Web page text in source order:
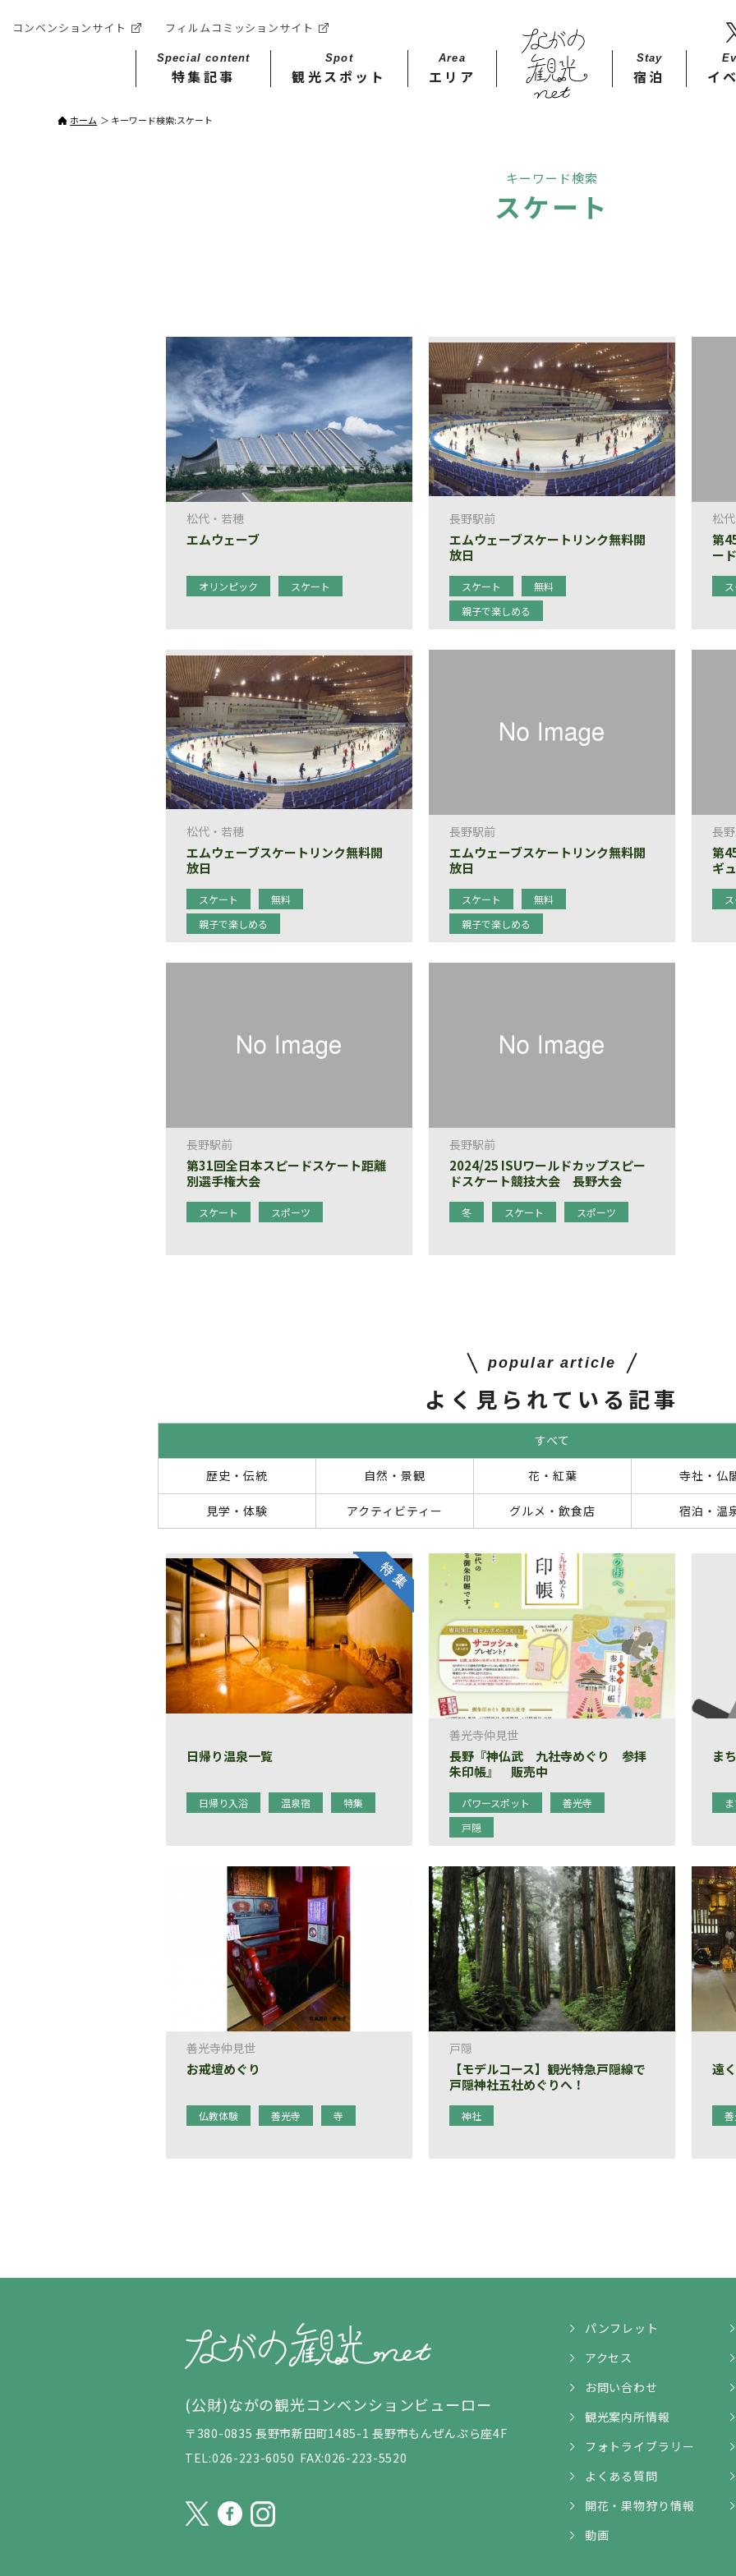
コンベンションサイト フィルムコミッションサイト
Special content
特集記事
Spot
観光スポット
Area
エリア
Stay​
宿泊 イ
ホーム キーワード検索:スケート
キーワード検索
スケート
松代・若穂
エムウェーブ
オリンピック スケート
長野駅前
エムウェーブスケートリンク無料開
放日
スケート
無料
親子で楽しめる
松
第
ー
松代・若穂
エムウェーブスケートリンク無料開
放日
スケート
無料
親子で楽しめる
長野駅前
エムウェーブスケートリンク無料開
放日
スケート
無料
親子で楽しめる
長
第
ギ
長野駅前
第31回全日本スピードスケート距離
別選手権大会
スケート スポーツ
長野駅前
2024/25 ISUワールドカップスピー
ドスケート競技大会 長野大会
冬 スケート スポーツ
popular article
よく見られている記事
すべて
歴史・伝統 自然・景観 花・紅葉 寺社・仏
見学・体験 アクティビティー グルメ・飲食店 宿泊・温
日帰り温泉一覧
日帰り入浴 温泉宿 特集
善光寺仲見世
長野『神仏武 九社寺めぐり 参拝
朱印帳』 販売中
パワースポット
善光寺
戸隠
ま
善光寺仲見世
お戒壇めぐり
仏教体験 善光寺 寺
戸隠
【モデルコース】観光特急戸隠線で
戸隠神社五社めぐりへ！
神社
遠
(公財)ながの観光コンベンションビューロー
〒380-0835 長野市新田町1485-1 長野市もんぜんぷら座4F
TEL:026-223-6050 FAX:026-223-5520
パンフレット
アクセス
お問い合わせ
観光案内所情報
フォトライブラリー
よくある質問
開花・果物狩り情報
動画